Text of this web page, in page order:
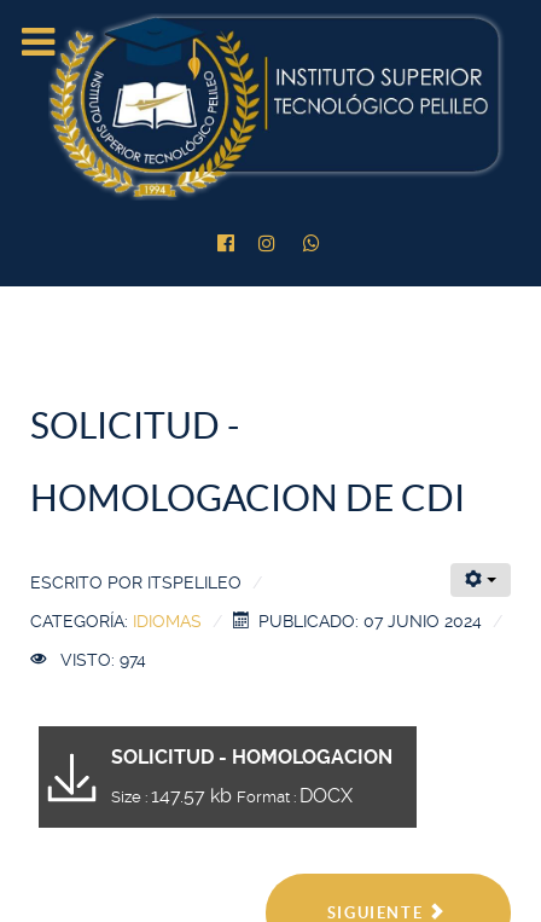
SOLICITUD -
HOMOLOGACION DE CDI
ESCRITO POR ITSPELILEO
CATEGORÍA: IDIOMAS
PUBLICADO: 07 JUNIO 2024
VISTO: 974
SOLICITUD - HOMOLOGACION
Size : 147.57 kb Format : DOCX
SIGUIENTE